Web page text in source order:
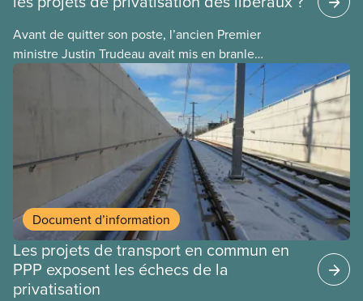
Avant de quitter son poste, l’ancien Premier
ministre Justin Trudeau avait mis en branle
plusieurs projets de privatisation, dans l’espoir que
son successeur les mènerait à terme. Voici
Document d’information
Les projets de transport en commun en
PPP exposent les échecs de la
privatisation